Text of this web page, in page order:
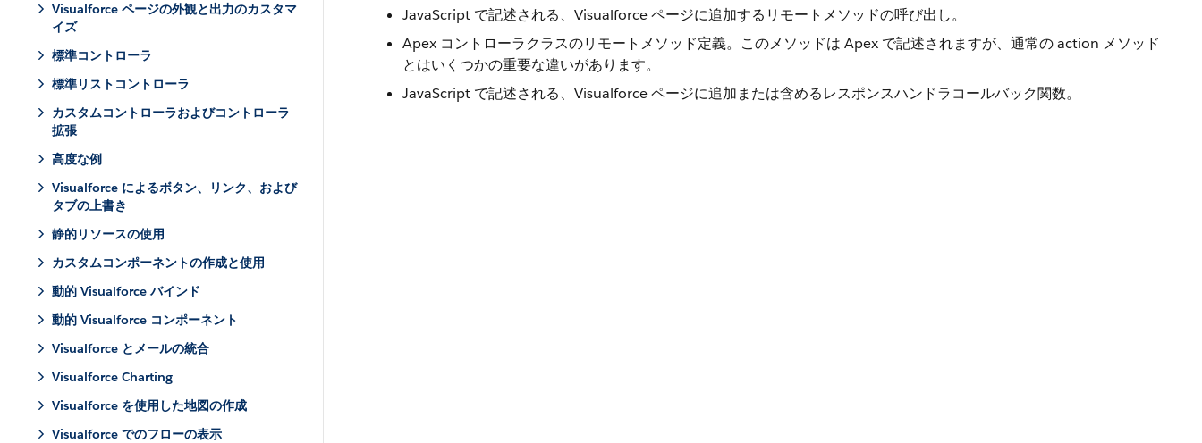
Visualforce ページの外観と出力のカスタマ
イズ
標準コントローラ
標準リストコントローラ
カスタムコントローラおよびコントローラ
拡張
高度な例
Visualforce によるボタン、リンク、および
タブの上書き
静的リソースの使用
カスタムコンポーネントの作成と使用
動的 Visualforce バインド
動的 Visualforce コンポーネント
Visualforce とメールの統合
Visualforce Charting
Visualforce を使用した地図の作成
Visualforce でのフローの表示
JavaScript で記述される、Visualforce ページに追加するリモートメソッドの呼び出し。
Apex コントローラクラスのリモートメソッド定義。このメソッドは Apex で記述されますが、通常の action メソッド
とはいくつかの重要な違いがあります。
JavaScript で記述される、Visualforce ページに追加または含めるレスポンスハンドラコールバック関数。